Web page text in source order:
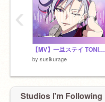
【MV】一旦ステイ TONIGHT / 不破湊
by susikurage
‹
Studios I'm Following